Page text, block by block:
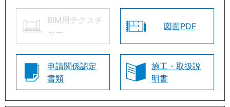
BIM用テクスチ
ャー
図面PDF
申請関係認定
書類
施工・取扱説
明書